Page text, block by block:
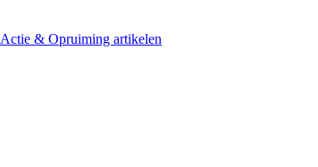
Actie & Opruiming artikelen